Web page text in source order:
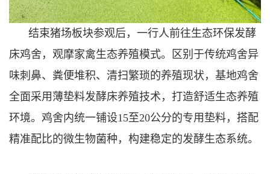
结束猪场板块参观后，一行人前往生态环保发酵
床鸡舍，观摩家禽生态养殖模式。区别于传统鸡舍异
味刺鼻、粪便堆积、清扫繁琐的养殖现状，基地鸡舍
全面采用薄垫料发酵床养殖技术，打造舒适生态养殖
环境。鸡舍内统一铺设15至20公分的专用垫料，搭配
精准配比的微生物菌种，构建稳定的发酵生态系统。